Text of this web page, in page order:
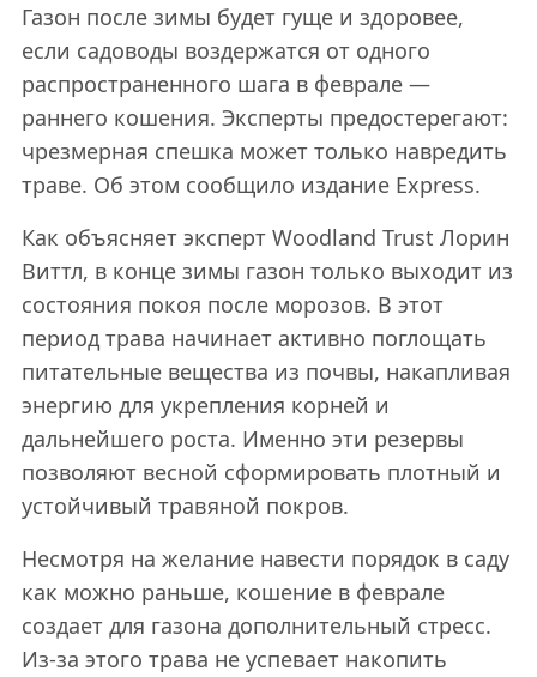
Газон после зимы будет гуще и здоровее,
если садоводы воздержатся от одного
распространенного шага в феврале —
раннего кошения. Эксперты предостерегают:
чрезмерная спешка может только навредить
траве. Об этом сообщило издание Express.
Как объясняет эксперт Woodland Trust Лорин
Виттл, в конце зимы газон только выходит из
состояния покоя после морозов. В этот
период трава начинает активно поглощать
питательные вещества из почвы, накапливая
энергию для укрепления корней и
дальнейшего роста. Именно эти резервы
позволяют весной сформировать плотный и
устойчивый травяной покров.
Несмотря на желание навести порядок в саду
как можно раньше, кошение в феврале
создает для газона дополнительный стресс.
Из-за этого трава не успевает накопить